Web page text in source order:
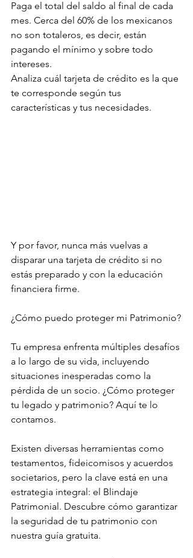
Paga el total del saldo al final de cada
mes. Cerca del 60% de los mexicanos
no son totaleros, es decir, están
pagando el mínimo y sobre todo
intereses.
Analiza cuál tarjeta de crédito es la que
te corresponde según tus
características y tus necesidades.
Y por favor, nunca más vuelvas a
disparar una tarjeta de crédito si no
estás preparado y con la educación
financiera firme.
¿Cómo puedo proteger mi Patrimonio?
Tu empresa enfrenta múltiples desafíos
a lo largo de su vida, incluyendo
situaciones inesperadas como la
pérdida de un socio. ¿Cómo proteger
tu legado y patrimonio? Aquí te lo
contamos.
Existen diversas herramientas como
testamentos, fideicomisos y acuerdos
societarios, pero la clave está en una
estrategia integral: el Blindaje
Patrimonial. Descubre cómo garantizar
la seguridad de tu patrimonio con
nuestra guía gratuita.